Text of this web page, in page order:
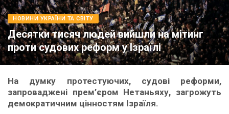
НОВИНИ УКРАЇНИ ТА СВІТУ
Десятки тисяч людей вийшли на мітинг
проти судових реформ у Ізраїлі
На думку протестуючих, судові реформи,
запроваджені прем’єром Нетаньяху, загрожуть
демократичним цінностям Ізраїля.